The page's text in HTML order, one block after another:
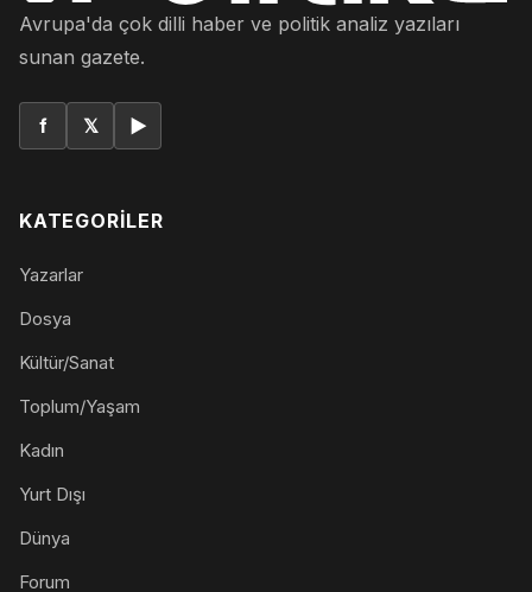
Avrupa'da çok dilli haber ve politik analiz yazıları
sunan gazete.
f 𝕏 ▶
KATEGORILER
Yazarlar
Dosya
Kültür/Sanat
Toplum/Yaşam
Kadın
Yurt Dışı
Dünya
Forum